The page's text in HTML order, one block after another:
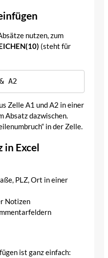
nutzen, zum
(steht für
Zelle A1 und A2 in einer
Absatz dazwischen.
in der Zelle.
in Excel
PLZ, Ort in einer
Notizen
ist ganz einfach: